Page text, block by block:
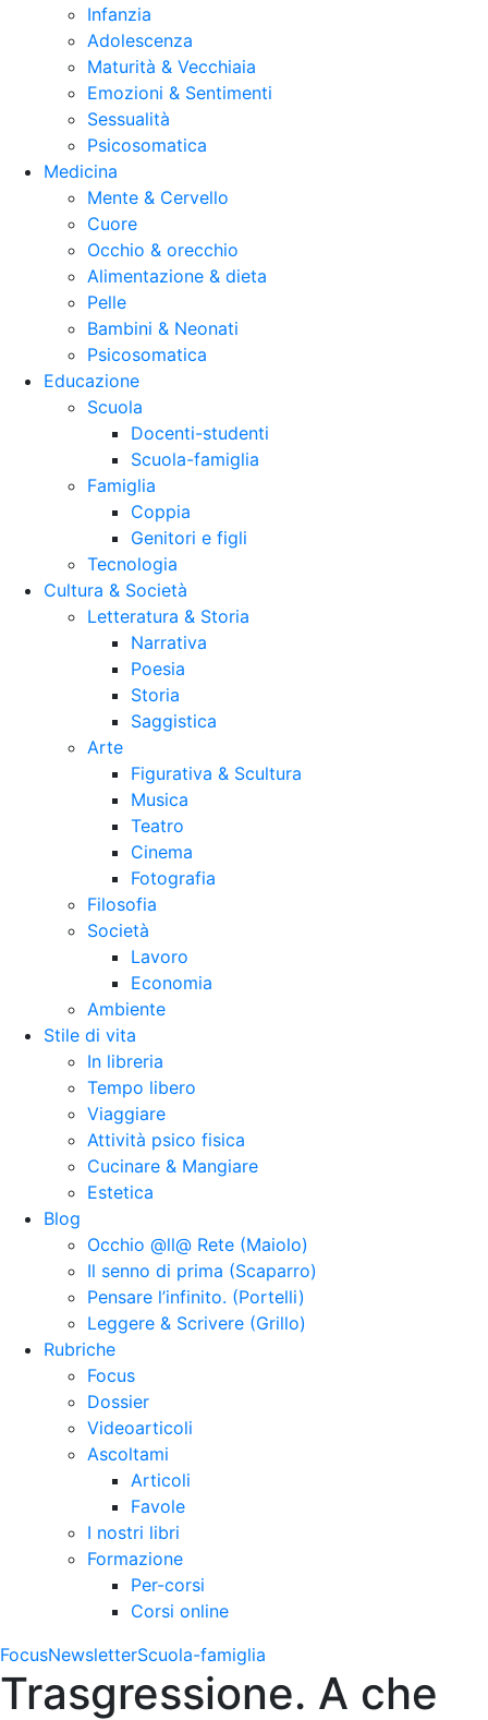
Infanzia
Adolescenza
Maturità & Vecchiaia
Emozioni & Sentimenti
Sessualità
Psicosomatica
Medicina
Mente & Cervello
Cuore
Occhio & orecchio
Alimentazione & dieta
Pelle
Bambini & Neonati
Psicosomatica
Educazione
Scuola
Docenti-studenti
Scuola-famiglia
Famiglia
Coppia
Genitori e figli
Tecnologia
Cultura & Società
Letteratura & Storia
Narrativa
Poesia
Storia
Saggistica
Arte
Figurativa & Scultura
Musica
Teatro
Cinema
Fotografia
Filosofia
Società
Lavoro
Economia
Ambiente
Stile di vita
In libreria
Tempo libero
Viaggiare
Attività psico fisica
Cucinare & Mangiare
Estetica
Blog
Occhio @ll@ Rete (Maiolo)
Il senno di prima (Scaparro)
Pensare l’infinito. (Portelli)
Leggere & Scrivere (Grillo)
Rubriche
Focus
Dossier
Videoarticoli
Ascoltami
Articoli
Favole
I nostri libri
Formazione
Per-corsi
Corsi online
FocusNewsletterScuola-famiglia
Trasgressione. A che